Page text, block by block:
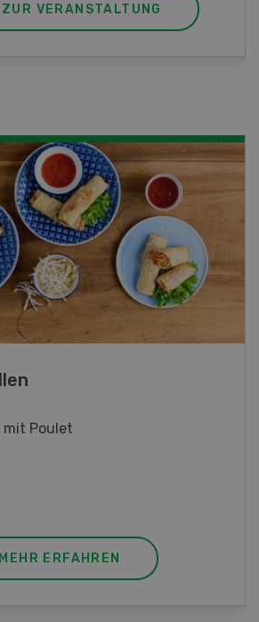
ZUR VERANSTALTUNG
Dörrtomaten-
MEHR ERFAHREN